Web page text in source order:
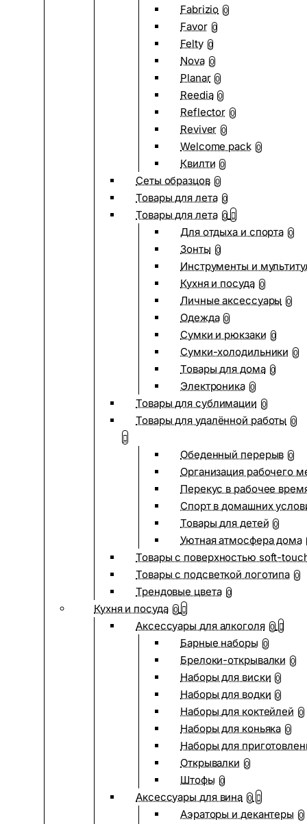
Fabrizio 0
Favor 0
Felty 0
Nova 0
Planar 0
Reedia 0
Reflector 0
Reviver 0
Welcome pack 0
Квилти 0
Сеты образцов 0
Товары для лета 0
Товары для лета 0
Для отдыха и спорта 0
Зонты 0
Инструменты и
Кухня и посуда 0
Личные аксессуары 0
Одежда 0
Сумки и рюкзаки 0
Сумки-холодильники 0
Товары для дома 0
Электроника 0
Товары для сублимации 0
Товары для удалённой работы 0
Обеденный перерыв 0
Организация рабочего
Перекус в рабочее
Спорт в домашних
Товары для детей 0
Уютная атмосфера дома
Товары с поверхностью soft-
Товары с подсветкой логотипа 0
Трендовые цвета 0
Кухня и посуда 0
Аксессуары для алкоголя 0
Барные наборы 0
Брелоки-открывалки 0
Наборы для виски 0
Наборы для водки 0
Наборы для коктейлей 0
Наборы для коньяка 0
Наборы для
Открывалки 0
Штофы 0
Аксессуары для вина 0
Аэраторы и декантеры 0